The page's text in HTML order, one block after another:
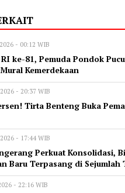
- 00:12 WIB
RI ke-81, Pemuda Pondok
Kemerdekaan
- 20:37 WIB
Tirta Benteng Buka
- 17:44 WIB
Perkuat Konsolidasi,
Baru Terpasang di Sejumlah
- 22:16 WIB